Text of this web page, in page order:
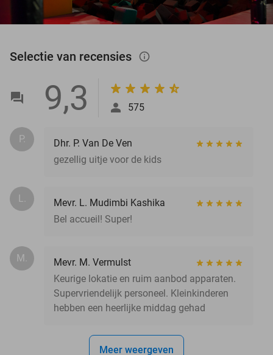
Selectie van recensies info_outlined
9,3 575
P.
Dhr. P. Van De Ven
gezellig uitje voor de kids
L.
Mevr. L. Mudimbi Kashika
Bel accueil! Super!
M.
Mevr. M. Vermulst
Keurige lokatie en ruim aanbod apparaten.
Supervriendelijk personeel. Kleinkinderen
hebben een heerlijke middag gehad
Meer weergeven